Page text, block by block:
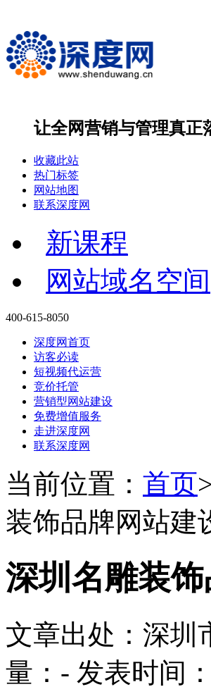
让全网营销与管理真正
收藏此站
热门标签
网站地图
联系深度网
新课程
网站域名空间
400-615-8050
深度网首页
访客必读
短视频代运营
竞价托管
营销型网站建设
免费增值服务
走进深度网
联系深度网
当前位置： 首页
装饰品牌网站建
深圳名雕装
文章出处：深圳
量： - 发表时间